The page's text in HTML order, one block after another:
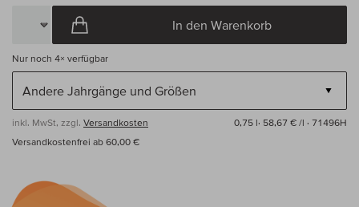
In den Warenkorb
Nur noch 4× verfügbar
inkl. MwSt, zzgl. Versandkosten 0,75 l· 58,67 € /l · 71496H
Versandkostenfrei ab 60,00 €